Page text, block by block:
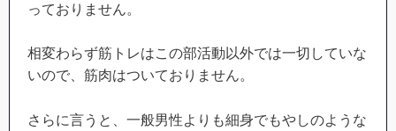
っておりません。
相変わらず筋トレはこの部活動以外では一切していな
いので、筋肉はついておりません。
さらに言うと、一般男性よりも細身でもやしのような